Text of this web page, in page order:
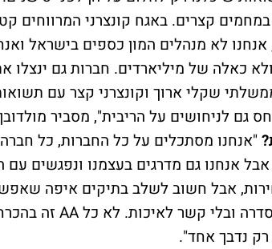
במחמים קצרים. באגח קונצרני המרווחים
אנחנו לא מנהלים המון כספים בישראל
כאלה של מיליארדים. חברות גם
גם לניחושים על הריבית", מסביר
"אנחנו מסתכלים על כל החברות, כל
אבל אנחנו גם מדרגים בעצמנו ונפגשים
אבל חשוב לשלב בתיקים איפה
רק נדבך אחד".